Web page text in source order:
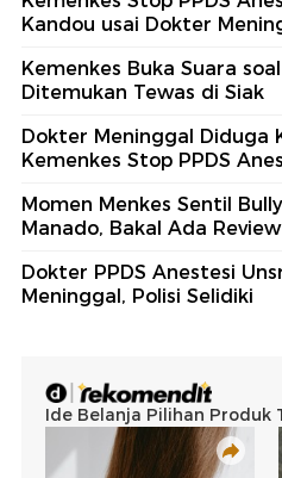
Kandou usai Dokter
Kemenkes Buka Suara
Ditemukan Tewas di Siak
Dokter Meninggal Diduga
Kemenkes Stop PPDS
Momen Menkes Sentil
Manado, Bakal Ada
Dokter PPDS Anestesi
Meninggal, Polisi Selidiki